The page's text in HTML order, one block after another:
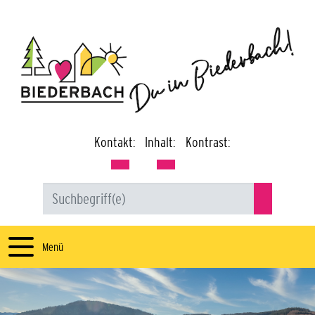
Kontakt: Inhalt: Kontrast:
Menü